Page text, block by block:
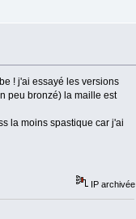
! j'ai essayé les versions
peu bronzé) la maille est
la moins spastique car j'ai
IP archivée